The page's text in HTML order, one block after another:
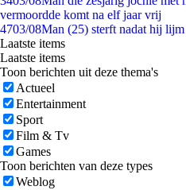
vermoordde komt na elf jaar vrij
4703/08Man (25) sterft nadat hij
Laatste items
Laatste items
Toon berichten uit deze thema's
Actueel
Entertainment
Sport
Film & Tv
Games
Toon berichten van deze types
Weblog